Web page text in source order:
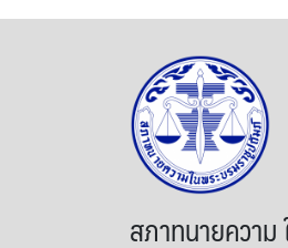
สภาทนายควา